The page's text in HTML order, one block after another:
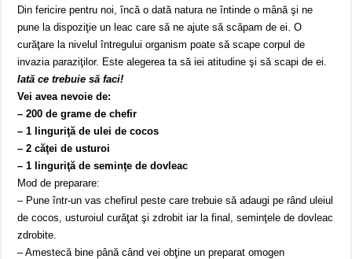
Din fericire pentru noi, încă o dată natura ne întinde o mână şi ne
pune la dispoziţie un leac care să ne ajute să scăpam de ei. O
curăţare la nivelul întregului organism poate să scape corpul de
invazia paraziţilor. Este alegerea ta să iei atitudine şi să scapi de ei.
Iată ce trebuie să faci!
Vei avea nevoie de:
– 200 de grame de chefir
– 1 linguriţă de ulei de cocos
– 2 căţei de usturoi
– 1 linguriţă de seminţe de dovleac
Mod de preparare:
– Pune într-un vas chefirul peste care trebuie să adaugi pe rând uleiul
de cocos, usturoiul curăţat şi zdrobit iar la final, seminţele de dovleac
zdrobite.
– Amestecă bine până când vei obţine un preparat omogen